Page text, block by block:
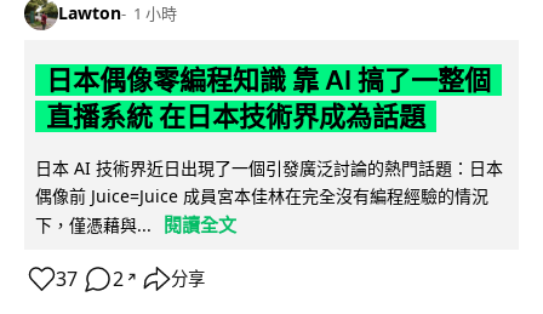
Lawton 1 小時
日本偶像零編程知識 靠 AI 搞了一整個
直播系統 在日本技術界成為話題
日本 AI 技術界近日出現了一個引發廣泛討論的熱門話題：日本
偶像前 Juice=Juice 成員宮本佳林在完全沒有編程經驗的情況
下，僅憑藉與...
閱讀全文
37 2 ↗ 分享